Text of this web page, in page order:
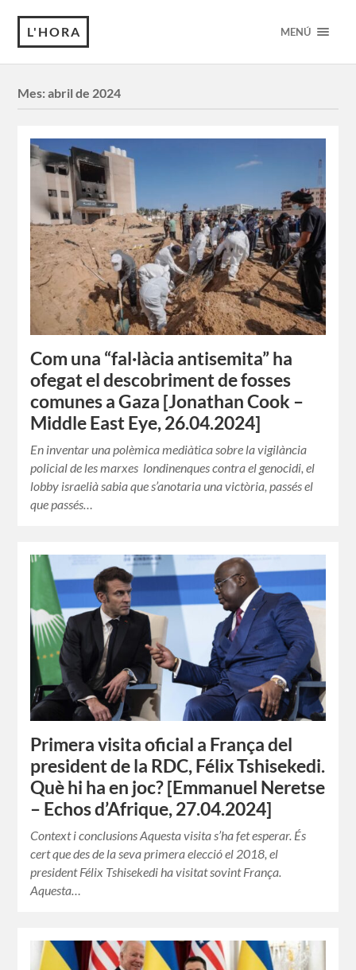
L'HORA MENÚ
Mes:abril de 2024
Com una “fal·làcia antisemita” ha
ofegat el descobriment de fosses
comunes a Gaza [Jonathan Cook –
Middle East Eye, 26.04.2024]
En inventar una polèmica mediàtica sobre la vigilància
policial de les marxes londinenques contra el genocidi, el
lobby israelià sabia que s’anotaria una victòria, passés el
que passés…
Primera visita oficial a França del
president de la RDC, Félix Tshisekedi.
Què hi ha en joc? [Emmanuel Neretse
– Echos d’Afrique, 27.04.2024]
Context i conclusions Aquesta visita s’ha fet esperar. És
cert que des de la seva primera elecció el 2018, el
president Félix Tshisekedi ha visitat sovint França.
Aquesta…